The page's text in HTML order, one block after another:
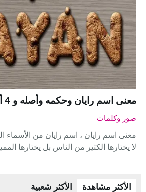
معنى اسم رايان وحكمه وأصله و 4 أسماء دلع له
صور وكلمات
معنى اسم رايان ، اسم رايان من الأسماء
لا يختارها الكثير من الناس بل يختارها
الأكثر مشاهدة الأكثر شعبية